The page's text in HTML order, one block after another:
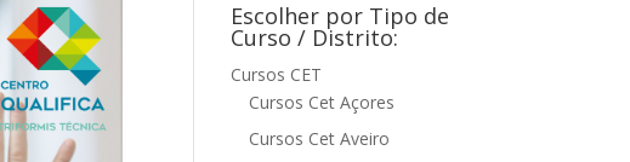
Escolher por Tipo de
Curso / Distrito:
Cursos CET
Cursos Cet Açores
Cursos Cet Aveiro